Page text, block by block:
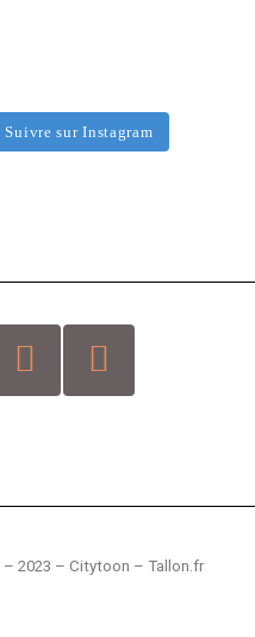
Suivre sur Instagram
– 2023 – Citytoon – Tallon.fr